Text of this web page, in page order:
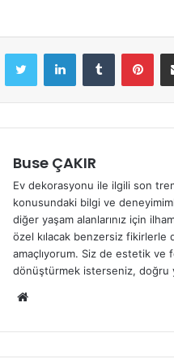
Buse ÇAKIR
Ev dekorasyonu ile ilgili son
konusundaki bilgi ve
diğer yaşam alanlarınız için
özel kılacak benzersiz fikirlerle
amaçlıyorum. Siz de estetik
dönüştürmek isterseniz, doğru
sit
esi